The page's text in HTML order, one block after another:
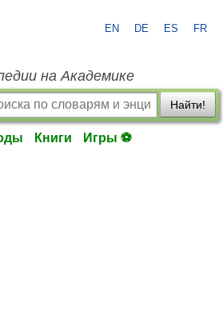
EN DE ES FR
на Академике
Найти!
Книги Игры ⚽